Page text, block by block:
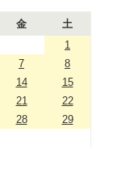
金
土
1
7
8
14
15
21
22
28
29